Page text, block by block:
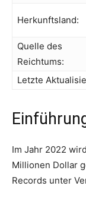
Herkunftsland:
Quelle des
Reichtums:
Letzte
Im Jahr 2022
Millionen Dollar
Records unter